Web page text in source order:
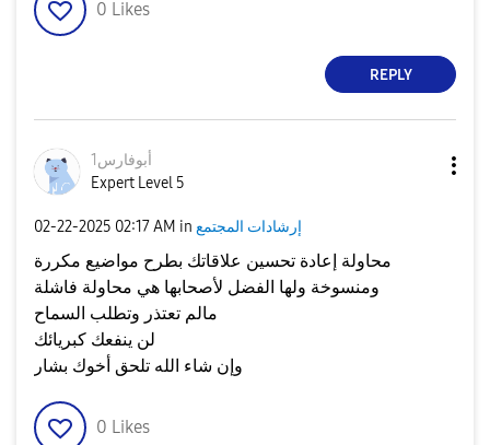
0 Likes
REPLY
أبوفارس1
Expert Level 5
‎02-22-2025 02:17 AM in إرشادات المجتمع
محاولة إعادة تحسين علاقاتك بطرح مواضيع مكررة
ومنسوخة ولها الفضل لأصحابها هي محاولة فاشلة
مالم تعتذر وتطلب السماح
لن ينفعك كبريائك
وإن شاء الله تلحق أخوك بشار
0 Likes